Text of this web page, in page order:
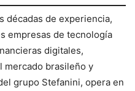
décadas de experiencia,
empresas de tecnología
digitales,
mercado brasileño y
grupo Stefanini, opera en